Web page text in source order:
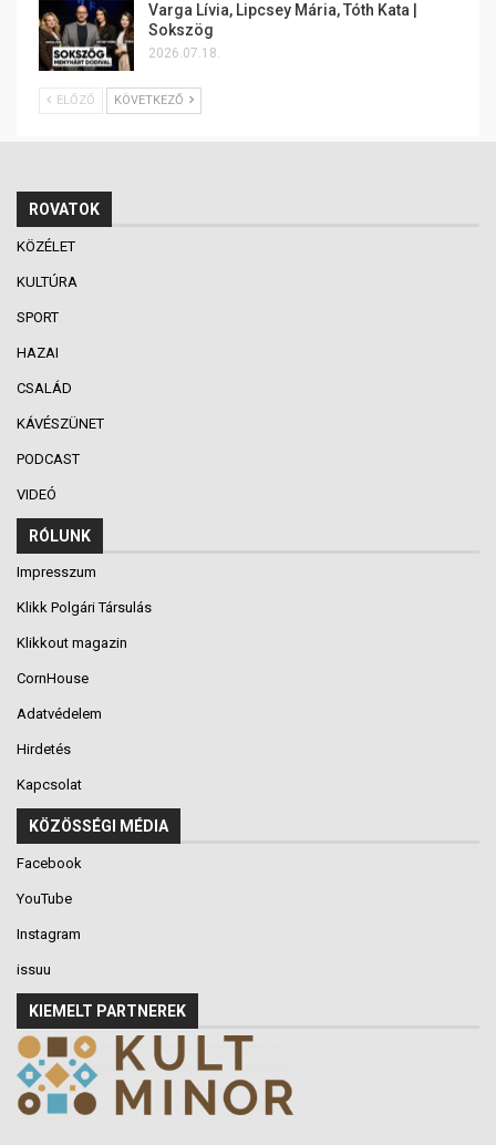
Varga Lívia, Lipcsey Mária, Tóth Kata |
Sokszög
2026.07.18.
ELŐZŐ KÖVETKEZŐ
ROVATOK
KÖZÉLET
KULTÚRA
SPORT
HAZAI
CSALÁD
KÁVÉSZÜNET
PODCAST
VIDEÓ
RÓLUNK
Impresszum
Klikk Polgári Társulás
Klikkout magazin
CornHouse
Adatvédelem
Hirdetés
Kapcsolat
KÖZÖSSÉGI MÉDIA
Facebook
YouTube
Instagram
issuu
KIEMELT PARTNEREK